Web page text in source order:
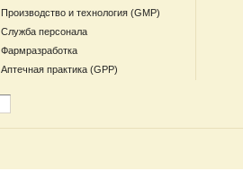
Производство и технология (GMP)
Служба персонала
Фармразработка
Аптечная практика (GPP)